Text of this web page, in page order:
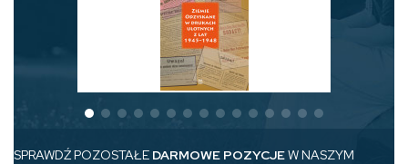
SPRAWDŹ POZOSTAŁE DARMOWE POZYCJEW NASZYM